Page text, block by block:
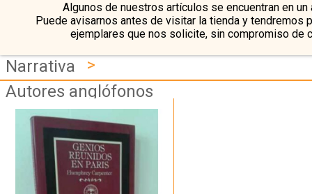
Algunos de nuestros artículos se encuentran en un
Puede avisarnos antes de visitar la tienda y tendremos
ejemplares que nos solicite, sin compromiso de
Narrativa
>
Autores anglófonos